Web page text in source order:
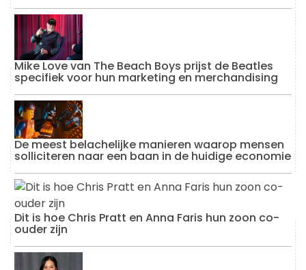
Mike Love van The Beach Boys prijst de Beatles
specifiek voor hun marketing en merchandising
De meest belachelijke manieren waarop mensen
solliciteren naar een baan in de huidige economie
Dit is hoe Chris Pratt en Anna Faris hun zoon co-
ouder zijn